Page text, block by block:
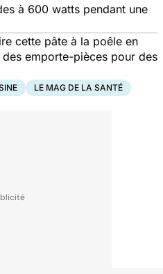
à 600 watts pendant une
cette pâte à la poêle en
emporte-pièces pour des
LE MAG DE LA SANTÉ